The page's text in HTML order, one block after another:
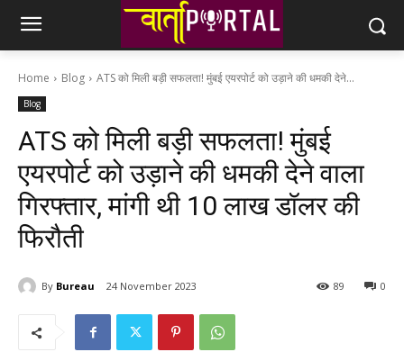
Home Blog ATS को मिली बड़ी सफलता! मुंबई एयरपोर्ट को उड़ाने की धमकी देने...
Blog
ATS को मिली बड़ी सफलता! मुंबई
एयरपोर्ट को उड़ाने की धमकी देने वाला
गिरफ्तार, मांगी थी 10 लाख डॉलर की
फिरौती
By Bureau 24 November 2023 0
89